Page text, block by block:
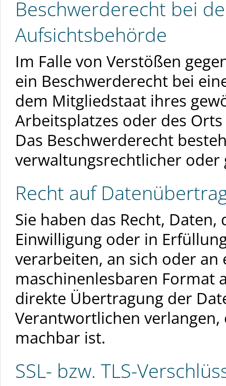
Beschwerderecht bei
Aufsichtsbehörde
Im Falle von Verstößen
ein Beschwerderecht bei
dem Mitgliedstaat ihres
Arbeitsplatzes oder des
Das Beschwerderecht
verwaltungsrechtlicher oder
Recht auf
Sie haben das Recht,
Einwilligung oder in
verarbeiten, an sich oder
maschinenlesbaren Format
direkte Übertragung der
Verantwortlichen
machbar ist.
SSL- bzw. TLS-